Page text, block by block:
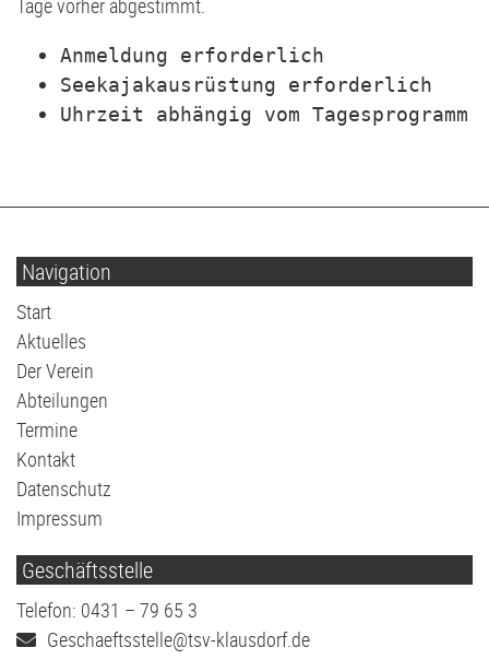
Anmeldung erforderlich
Seekajakausrüstung erforderlich
Uhrzeit abhängig vom Tagesprogramm
Navigation
Navigation
überspringen
Start
Aktuelles
Der Verein
Abteilungen
Termine
Kontakt
Datenschutz
Impressum
Geschäftsstelle
Telefon: 0431 – 79 65 3
Geschaeftsstelle@tsv-klausdorf.de
Volleyball
G2-Jugend - TSV Klausdorf U6